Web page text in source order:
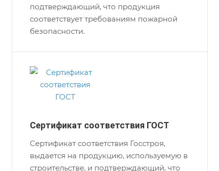
подтверждающий, что продукция
соответствует требованиям пожарной
безопасности.
Сертификат соответствия ГОСТ
Сертификат соответствия Госстроя,
выдается на продукцию, используемую в
строительстве, и подтверждающий, что